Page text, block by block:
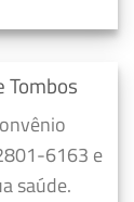
Tombos
6163 e
saúde.